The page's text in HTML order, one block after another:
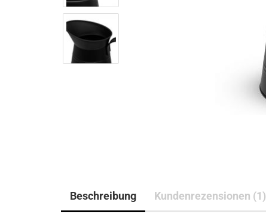
Beschreibung Kundenrezensionen (1)